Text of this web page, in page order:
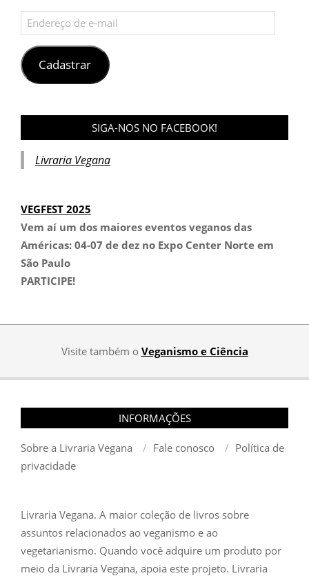
Endereço
de
e-
mailCadastrar
SIGA-NOS NO FACEBOOK!
Livraria Vegana
VEGFEST 2025
Vem aí um dos maiores eventos veganos das
Américas: 04-07 de dez no Expo Center Norte em
São Paulo
PARTICIPE!
Visite também o Veganismo e Ciência
INFORMAÇÕES
Sobre a Livraria Vegana Fale conosco
Política de
privacidade
Livraria Vegana. A maior coleção de livros sobre
assuntos relacionados ao veganismo e ao
vegetarianismo. Quando você adquire um produto por
meio da Livraria Vegana, apoia este projeto. Livraria